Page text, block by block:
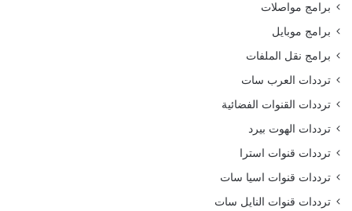
برامج مواصلات
برامج موبايل
برامج نقل الملفات
ترددات العرب سات
ترددات القنوات الفضائية
ترددات الهوت بيرد
ترددات قنوات استرا
ترددات قنوات اسيا سات
ترددات قنوات النايل سات